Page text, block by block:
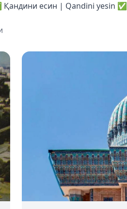
есин | Qandini yesin ✅